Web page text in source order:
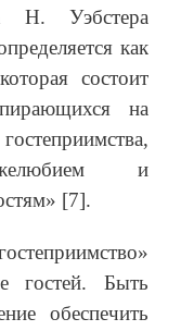
Н. Уэбстера
как
состоит
на
и
[7].
гостей. Быть
обеспечить